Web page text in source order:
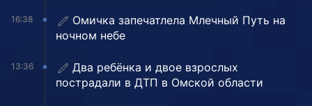
16:38
Омичка запечатлела Млечный Путь на
ночном небе
13:36
Два ребёнка и двое взрослых
пострадали в ДТП в Омской области